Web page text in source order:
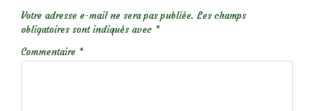
Votre adresse e-mail ne sera pas publiée. Les champs
obligatoires sont indiqués avec *
Commentaire *